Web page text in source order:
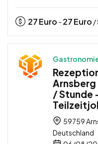
27Euro - 27Euro /
/ Stunde
59759
Deutschland